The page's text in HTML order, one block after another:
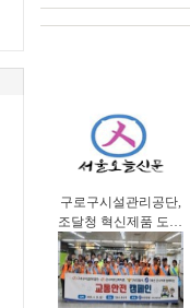
구로구시설관리공단,
조달청 혁신제품 도입
으로 공영주차장 화재
대응력 강화